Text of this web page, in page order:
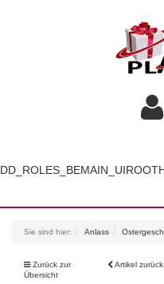
Sie sind hier: Anlass
Zurück zur
Übersicht
Artikel zurück